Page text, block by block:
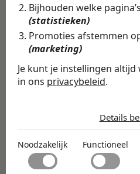
Bijhouden welke
(statistieken)
Promoties afstemmen
(marketing)
Je kunt je instellingen
in ons privacybeleid.
Noodzakelijk
Noodzakelijke cookies
maken door basisfuncties
Functioneel
Details
Noodzakelijk Functioneel
Vind de
vacature in
Swipe4Work
In de
honderden
op basis van
ambities en
Direct